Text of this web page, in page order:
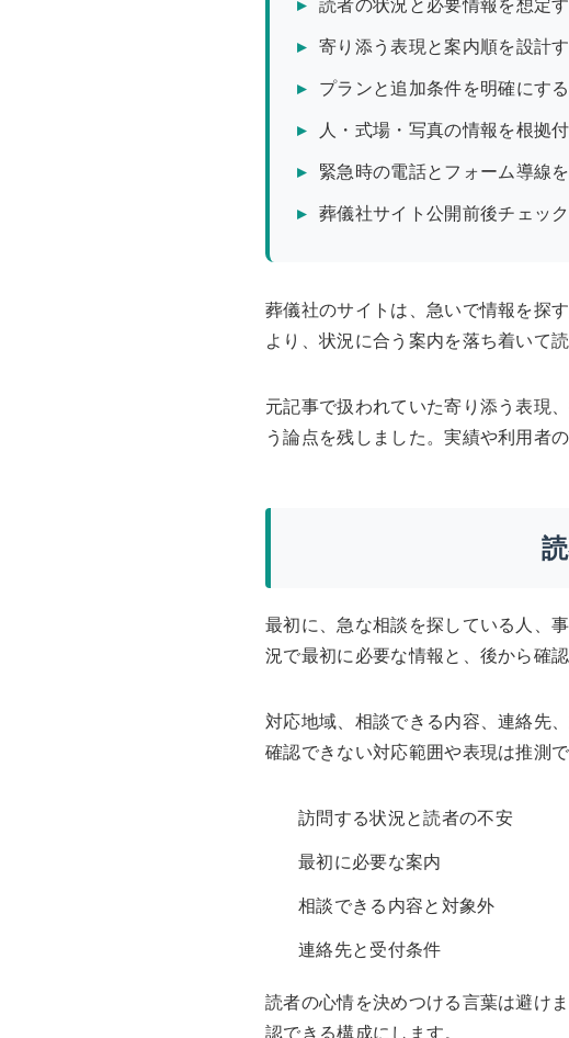
読者の状況と必要情報を想定
寄り添う表現と案内順を設計
プランと追加条件を明確にする
人・式場・写真の情報を根拠
緊急時の電話とフォーム導線
葬儀社サイト公開前後チェッ
葬儀社のサイトは、急いで情報を探
より、状況に合う案内を落ち着いて
元記事で扱われていた寄り添う表現
う論点を残しました。実績や利用者
最初に、急な相談を探している人、
況で最初に必要な情報と、後から確
対応地域、相談できる内容、連絡先
確認できない対応範囲や表現は推測
訪問する状況と読者の不安
最初に必要な案内
相談できる内容と対象外
連絡先と受付条件
読者の心情を決めつける言葉は避け
認できる構成にします。